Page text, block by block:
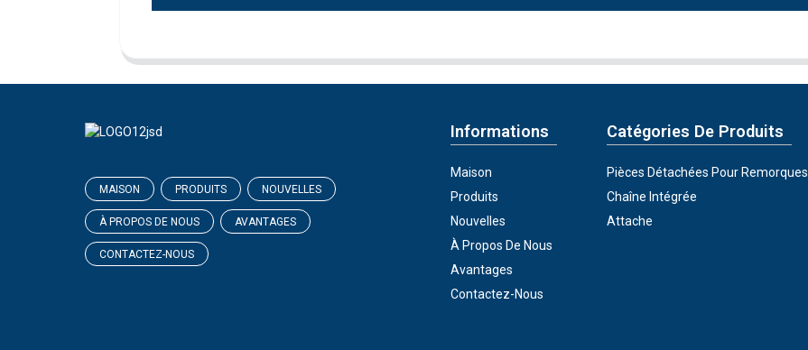
MAISON PRODUITS NOUVELLES
À PROPOS DE NOUS AVANTAGES
CONTACTEZ-NOUS
Informations
Maison
Produits
Nouvelles
À Propos De Nous
Avantages
Contactez-Nous
Catégories De Produits
Pièces Détachées Pour Remorques
Chaîne Intégrée
Attache